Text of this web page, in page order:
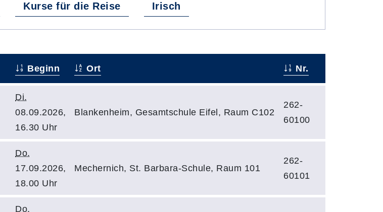
Kurse für die Reise Irisch
Beginn Ort Nr.
Di.
08.09.2026,
16.30 Uhr
Blankenheim, Gesamtschule Eifel, Raum C102
262-
60100
Do.
17.09.2026,
18.00 Uhr
Mechernich, St. Barbara-Schule, Raum 101
262-
60101
Do.